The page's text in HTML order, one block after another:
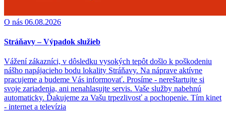
O nás 06.08.2026
Stráňavy – Výpadok služieb
Vážení zákazníci, v dôsledku vysokých tepôt došlo k poškodeniu
nášho napájacieho bodu lokality Stráňavy. Na náprave aktívne
pracujeme a budeme Vás informovať. Prosíme - nereštartujte si
svoje zariadenia, ani nenahlasujte servis. Vaše služby nabehnú
automaticky. Ďakujeme za Vašu trpezlivosť a pochopenie. Tím kinet
- internet a televízia